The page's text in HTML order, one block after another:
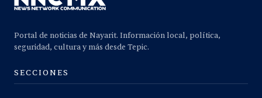
Portal de noticias de Nayarit. Información local, política,
seguridad, cultura y más desde Tepic.
SECCIONES